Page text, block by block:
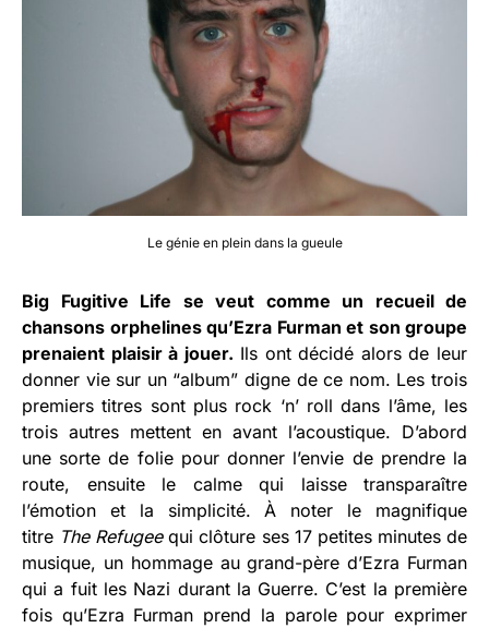
Le génie en plein dans la gueule
Big Fugitive Life se veut comme un recueil de
chansons orphelines qu’Ezra Furman et son groupe
prenaient plaisir à jouer. Ils ont décidé alors de leur
donner vie sur un “album” digne de ce nom. Les trois
premiers titres sont plus rock ‘n’ roll dans l’âme, les
trois autres mettent en avant l’acoustique. D’abord
une sorte de folie pour donner l’envie de prendre la
route, ensuite le calme qui laisse transparaître
l’émotion et la simplicité. À noter le magnifique
titre The Refugeequi clôture ses 17 petites minutes de
musique, un hommage au grand-père d’Ezra Furman
qui a fuit les Nazi durant la Guerre. C’est la première
fois qu’Ezra Furman prend la parole pour exprimer